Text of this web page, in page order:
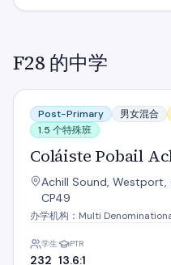
F28 的中学
Coláiste Pobail Acla
Post-Primary 男女混合
1.5 个特殊班
Coláiste Pobail
Achill Sound, Westport,
CP49
办学机构：Multi
学生
232
PTR
13.6:1